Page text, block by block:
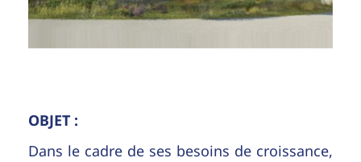
OBJET :
Dans le cadre de ses besoins de croissance,